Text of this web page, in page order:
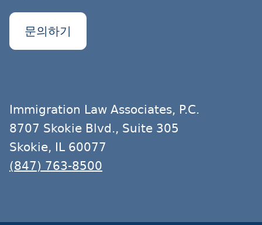
문의하기
Immigration Law Associates, P.C.
8707 Skokie Blvd., Suite 305
Skokie, IL 60077
(847) 763-8500